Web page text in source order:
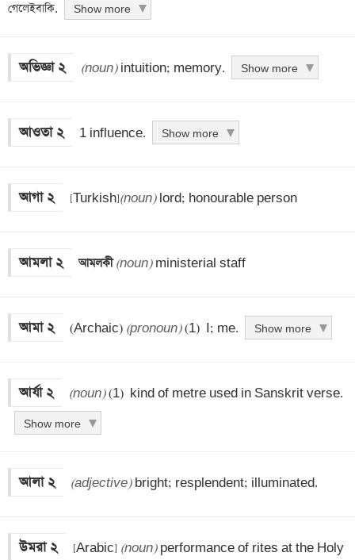
গেলেইবাকি.
Show more
অভিজ্ঞা ২ (noun) intuition; memory. Show more
আওতা ২ 1 influence. Show more
আগা ২ [Turkish](noun) lord; honourable person
আমলা ২ আমলকী (noun) ministerial staff
আমা ২ (Archaic) (pronoun) (1)  I; me. Show more
আর্যা ২ (noun) (1)  kind of metre used in Sanskrit verse.
Show more
আলা ২ (adjective) bright; resplendent; illuminated.
উমরা ২ [Arabic] (noun) performance of rites at the Holy